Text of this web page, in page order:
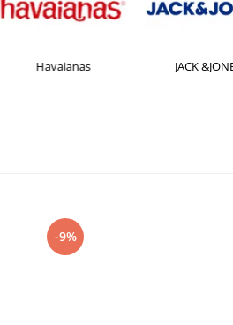
Havaianas JACK &JONES
-9%